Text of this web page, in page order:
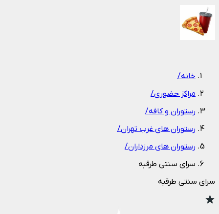
خانه/
مراکز حضوری/
رستوران و کافه/
رستوران های غرب تهران/
رستوران های مرزداران/
سرای سنتی طرقبه
سرای سنتی طرقبه